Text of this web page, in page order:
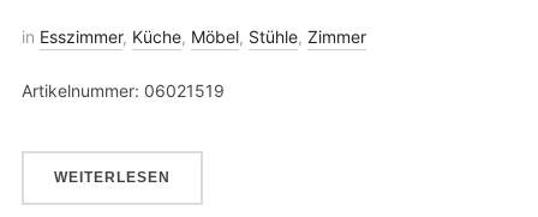
in Esszimmer, Küche, Möbel, Stühle, Zimmer
Artikelnummer: 06021519
WEITERLESEN